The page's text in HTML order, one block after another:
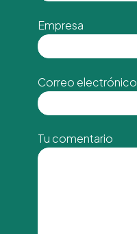
Empresa
Correo electrónico
Tu comentario